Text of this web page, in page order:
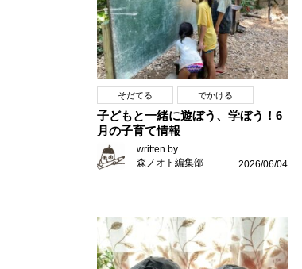
そだてる でかける
子どもと一緒に遊ぼう、学ぼう！6
月の子育て情報
written by
森ノオト編集部
2026/06/04